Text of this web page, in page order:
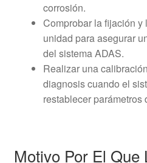
corrosión.
Comprobar la fijación y
unidad para asegurar
del sistema ADAS.
Realizar una
diagnosis cuando el
restablecer parámetros
Motivo Por El Que